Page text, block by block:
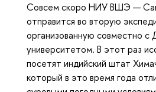
Совсем скоро НИУ ВШЭ —
отправится во вторую
организованную совместно с
университетом. В этот раз
посетят индийский штат
который в это время года